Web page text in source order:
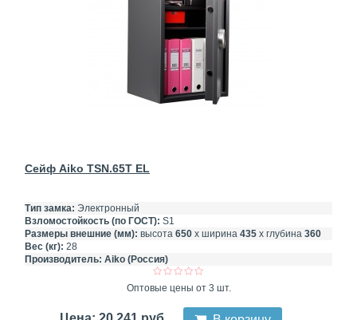
Сейф Aiko TSN.65T EL
Тип замка: Электронный
Взломостойкость (по ГОСТ): S1
Размеры внешние (мм): высота 650 х ширина 435 х глубина 360
Вес (кг): 28
Производитель: Aiko (Россия)
Оптовые цены от 3 шт.